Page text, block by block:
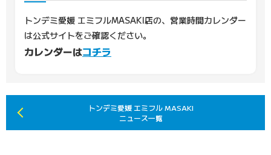
トンデミ愛媛 エミフルMASAKI店の、営業時間カレンダー
は公式サイトをご確認ください。
カレンダーはコチラ
トンデミ愛媛 エミフル MASAKI
ニュース一覧